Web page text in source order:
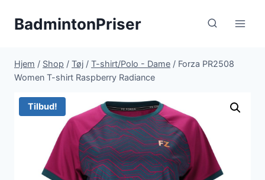
BadmintonPriser
Hjem / Shop / Tøj / T-shirt/Polo - Dame / Forza PR2508
Women T-shirt Raspberry Radiance
Tilbud!